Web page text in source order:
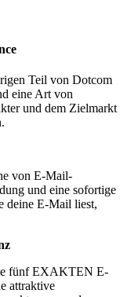
Teil von Dotcom
eine Art von
und dem Zielmarkt
von E-Mail-
und eine sofortige
deine E-Mail liest,
fünf EXAKTEN E-
attraktive